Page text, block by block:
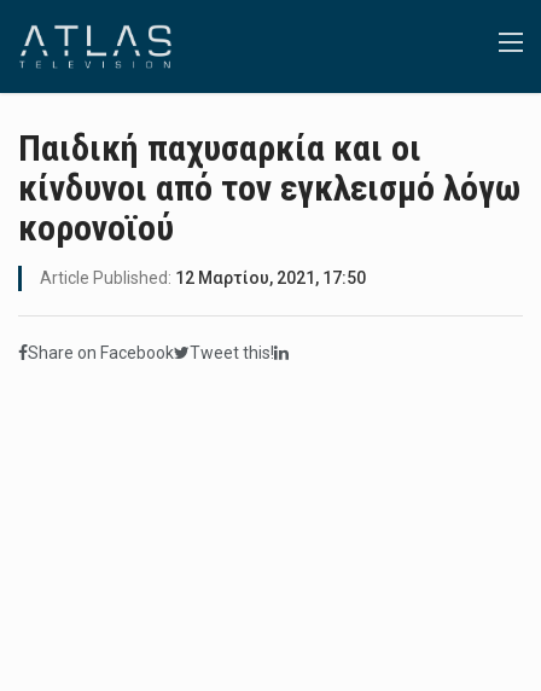
Παιδική παχυσαρκία και οι
κίνδυνοι από τον εγκλεισμό λόγω
κορονοϊού
Article Published: 12 Μαρτίου, 2021, 17:50
Share on Facebook Tweet this!